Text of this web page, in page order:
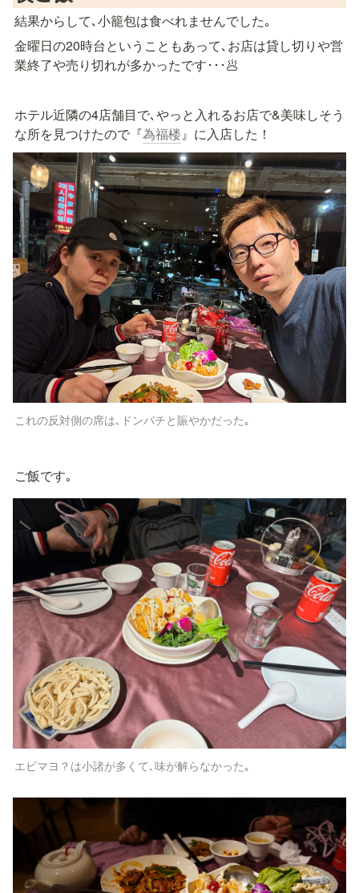
結果からして､小籠包は食べれませんでした｡
金曜日の20時台ということもあって､お店は貸し切りや営
業終了や売り切れが多かったです･･･🥟
ホテル近隣の4店舗目で､やっと入れるお店で&美味しそう
な所を見つけたので『為福楼』に入店した！
これの反対側の席は､ドンパチと賑やかだった｡
ご飯です｡
エビマヨ？は小諸が多くて､味が解らなかった｡